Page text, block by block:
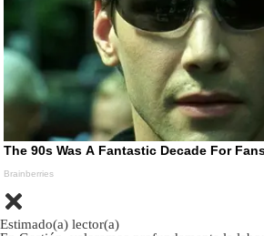
Estimado(a) lector(a)